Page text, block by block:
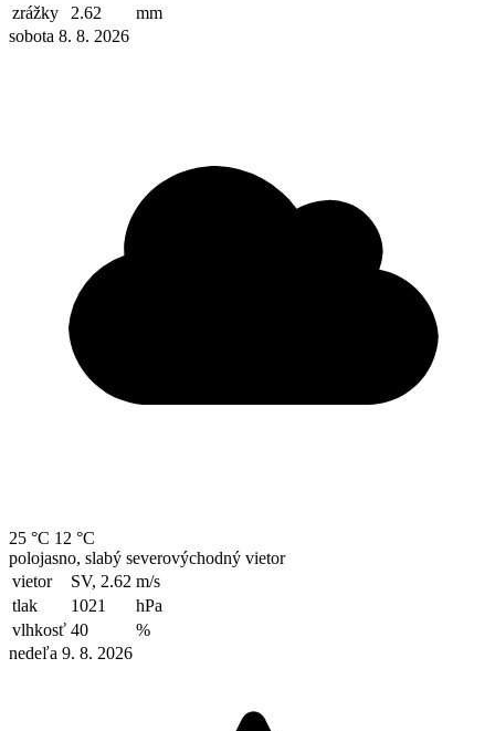
zrážky
2.62
mm
sobota 8. 8. 2026
25 °C 12 °C
polojasno, slabý severovýchodný vietor
vietor
SV, 2.62 m/s
tlak
1021
hPa
vlhkosť 40
%
nedeľa 9. 8. 2026